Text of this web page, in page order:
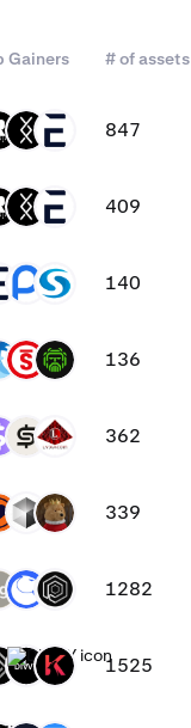
Gainers # of assets
DRC EVR 847
DRC EVR 409
SCP SYS 140
PSTAKE PLS 136
CASH USAD 362
NEX MBC 339
ANT OPUL 1282
DIVVY KAR 1525